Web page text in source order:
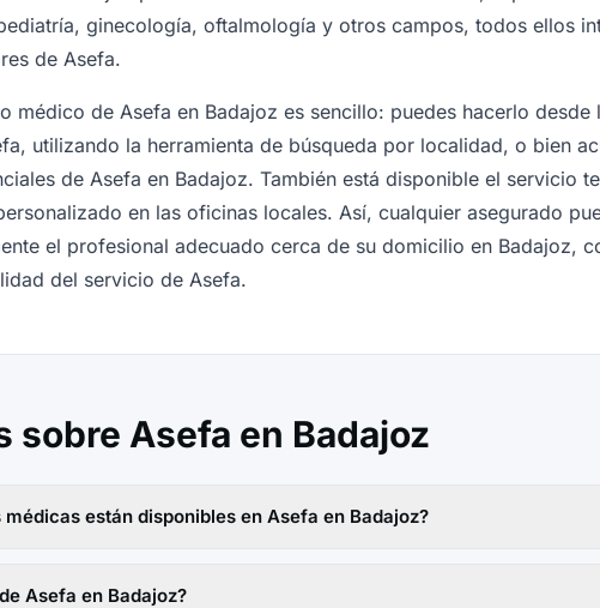
ginecología, oftalmología y otros campos, todos ellos
de Asefa.
médico de Asefa en Badajoz es sencillo: puedes hacerlo desde
utilizando la herramienta de búsqueda por localidad, o bien
de Asefa en Badajoz. También está disponible el servicio
en las oficinas locales. Así, cualquier asegurado
el profesional adecuado cerca de su domicilio en Badajoz,
del servicio de Asefa.
sobre Asefa en Badajoz
están disponibles en Asefa en Badajoz?
Asefa en Badajoz?